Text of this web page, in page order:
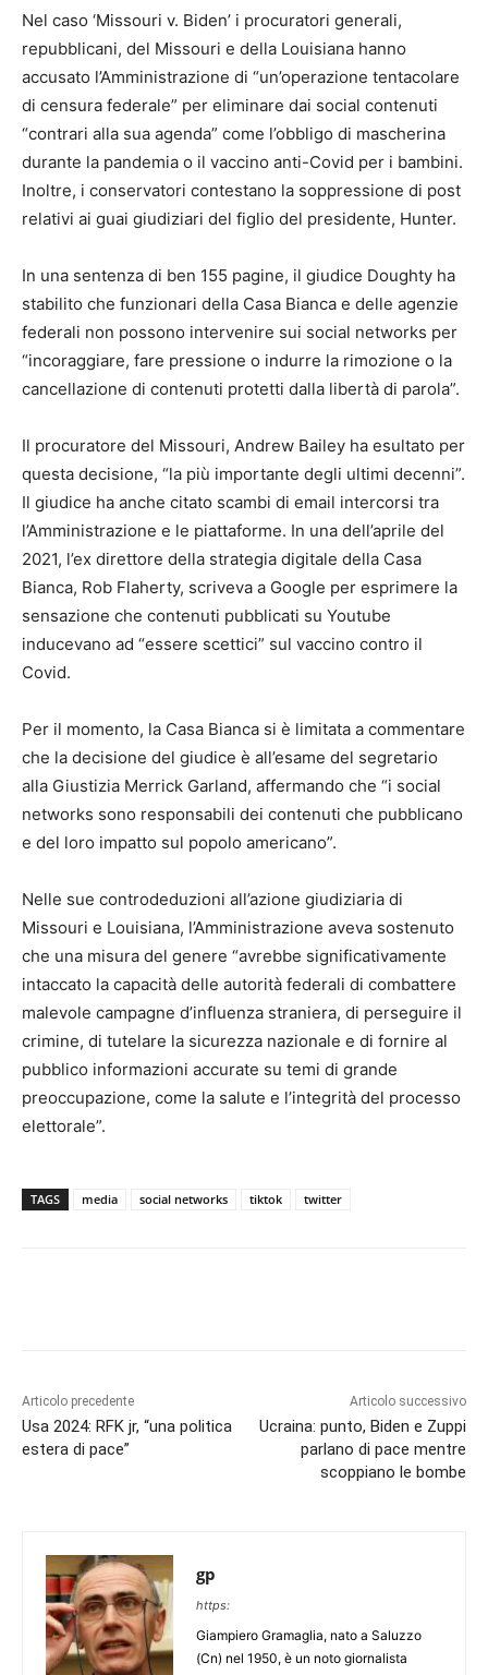
Nel caso ‘Missouri v. Biden’ i procuratori generali,
repubblicani, del Missouri e della Louisiana hanno
accusato l’Amministrazione di “un’operazione tentacolare
di censura federale” per eliminare dai social contenuti
“contrari alla sua agenda” come l’obbligo di mascherina
durante la pandemia o il vaccino anti-Covid per i bambini.
Inoltre, i conservatori contestano la soppressione di post
relativi ai guai giudiziari del figlio del presidente, Hunter.
In una sentenza di ben 155 pagine, il giudice Doughty ha
stabilito che funzionari della Casa Bianca e delle agenzie
federali non possono intervenire sui social networks per
“incoraggiare, fare pressione o indurre la rimozione o la
cancellazione di contenuti protetti dalla libertà di parola”.
Il procuratore del Missouri, Andrew Bailey ha esultato per
questa decisione, “la più importante degli ultimi decenni”.
Il giudice ha anche citato scambi di email intercorsi tra
l’Amministrazione e le piattaforme. In una dell’aprile del
2021, l’ex direttore della strategia digitale della Casa
Bianca, Rob Flaherty, scriveva a Google per esprimere la
sensazione che contenuti pubblicati su Youtube
inducevano ad “essere scettici” sul vaccino contro il
Covid.
Per il momento, la Casa Bianca si è limitata a commentare
che la decisione del giudice è all’esame del segretario
alla Giustizia Merrick Garland, affermando che “i social
networks sono responsabili dei contenuti che pubblicano
e del loro impatto sul popolo americano”.
Nelle sue controdeduzioni all’azione giudiziaria di
Missouri e Louisiana, l’Amministrazione aveva sostenuto
che una misura del genere “avrebbe significativamente
intaccato la capacità delle autorità federali di combattere
malevole campagne d’influenza straniera, di perseguire il
crimine, di tutelare la sicurezza nazionale e di fornire al
pubblico informazioni accurate su temi di grande
preoccupazione, come la salute e l’integrità del processo
elettorale”.
TAGS media social networks tiktok twitter
Articolo precedente
Usa 2024: RFK jr, “una politica
estera di pace”
Articolo successivo
Ucraina: punto, Biden e Zuppi
parlano di pace mentre
scoppiano le bombe
gp
https:
Giampiero Gramaglia, nato a Saluzzo
(Cn) nel 1950, è un noto giornalista